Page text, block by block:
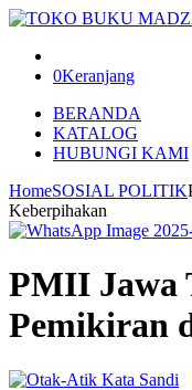
0Keranjang
BERANDA
KATALOG
HUBUNGI KAMI
HomeSOSIAL POLITIK
Keberpihakan
PMII Jawa
Pemikiran